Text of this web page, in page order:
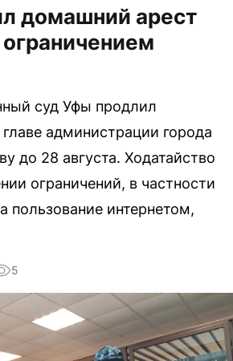
домашний арест
суд Уфы продлил
администрации города
до 28 августа. Ходатайство
ограничений, в частности
пользование интернетом,
5